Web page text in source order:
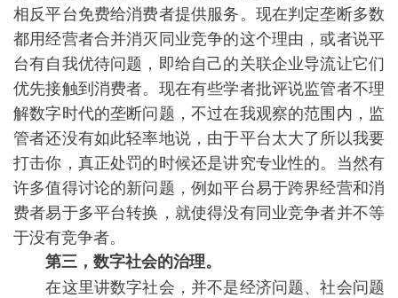
相反平台免费给消费者提供服务。现在判定垄断多数
都用经营者合并消灭同业竞争的这个理由，或者说平
台有自我优待问题，即给自己的关联企业导流让它们
优先接触到消费者。现在有些学者批评说监管者不理
解数字时代的垄断问题，不过在我观察的范围内，监
管者还没有如此轻率地说，由于平台太大了所以我要
打击你，真正处罚的时候还是讲究专业性的。当然有
许多值得讨论的新问题，例如平台易于跨界经营和消
费者易于多平台转换，就使得没有同业竞争者并不等
于没有竞争者。
第三，数字社会的治理。
在这里讲数字社会，并不是经济问题、社会问题